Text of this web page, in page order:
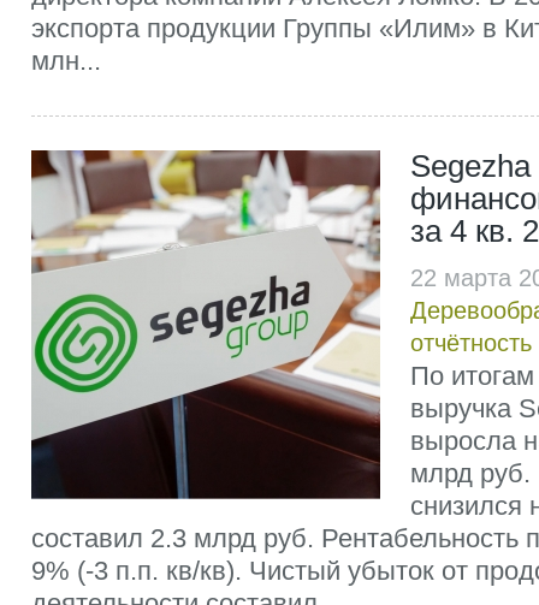
экспорта продукции Группы «Илим» в
млн...
за 4 кв.
22 марта
отчётность
По итогам
выручка
выросла
млрд руб.
снизился
составил 2.3 млрд руб. Рентабельность
9% (-3 п.п. кв/кв). Чистый убыток от